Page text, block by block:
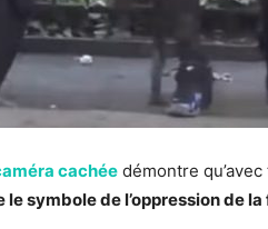
cachée démontre
le symbole de l’oppression de